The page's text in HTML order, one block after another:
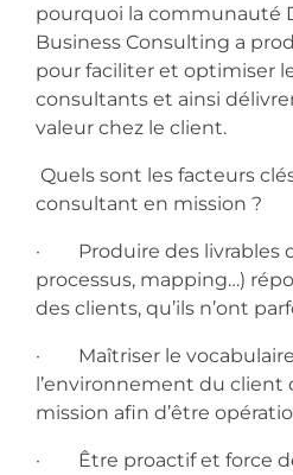
pourquoi la communauté
Business Consulting a
pour faciliter et optimiser
consultants et ainsi
valeur chez le client.
Quels sont les facteurs
consultant en mission ?
· Produire des livrables
processus, mapping…)
des clients, qu’ils n’ont
· Maîtriser le
l’environnement du client
mission afin d’être
· Être proactif et force